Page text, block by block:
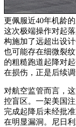
更佩服近40年机龄
这次极端操作对起
构施加了远超出设
也可能存在细微裂
的粗糙跑道起降对
在损伤，正是后续调
对航空监管而言，
控盲区。一架美国
完成起降后未经批
在明显漏洞。尼日